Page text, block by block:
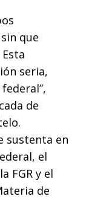
que
seria,
de
sustenta en
el
FGR y el
de